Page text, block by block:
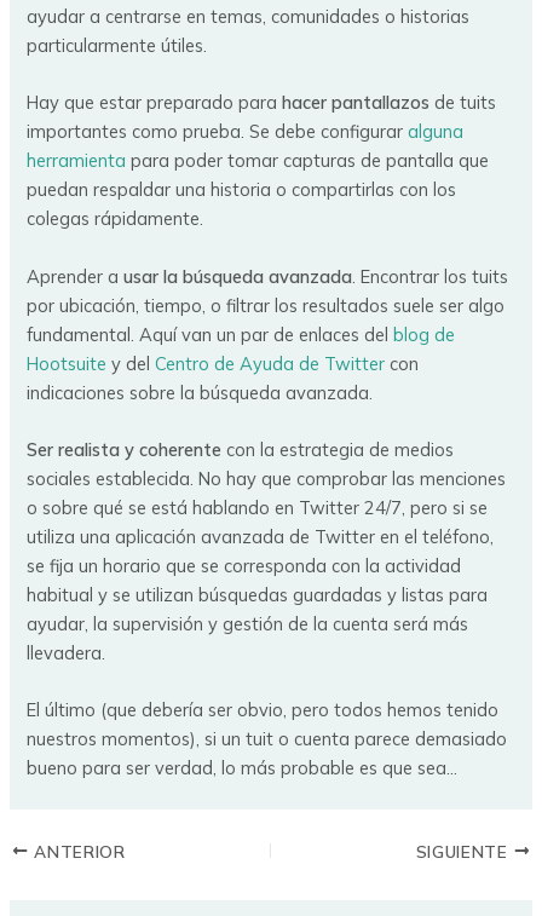
ayudar a centrarse en temas, comunidades o historias
particularmente útiles.
Hay que estar preparado parahacer pantallazos de tuits
importantes como prueba. Se debe configuraralguna
herramientapara poder tomar capturas de pantalla que
puedan respaldar una historia o compartirlas con los
colegas rápidamente.
Aprender ausar la búsqueda avanzada . Encontrar los tuits
por ubicación, tiempo, o filtrar los resultados suele ser algo
fundamental. Aquí van un par de enlaces delblog de
Hootsuite y delCentro de Ayuda de Twitter con
indicaciones sobre la búsqueda avanzada.
Ser realista y coherente con la estrategia de medios
sociales establecida. No hay que comprobar las menciones
o sobre qué se está hablando en Twitter 24/7, pero si se
utiliza una aplicación avanzada de Twitter en el teléfono,
se fija un horario que se corresponda con la actividad
habitual y se utilizan búsquedas guardadas y listas para
ayudar, la supervisión y gestión de la cuenta será más
llevadera.
El último (que debería ser obvio, pero todos hemos tenido
nuestros momentos), si un tuit o cuenta parece demasiado
bueno para ser verdad, lo más probable es que sea…
ANTERIOR SIGUIENTE